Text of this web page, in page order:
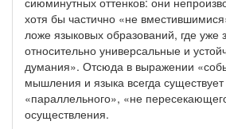
хотя бы частично «не
ложе языковых образований, где уже
относительно универсальные и
думания». Отсюда в выражении
мышления и языка всегда существует
«параллельного», «не
осуществления.